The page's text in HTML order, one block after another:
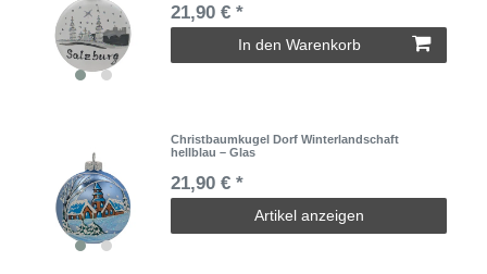
21,90 € *
In den Warenkorb
Christbaumkugel Dorf Winterlandschaft
hellblau – Glas
21,90 € *
Artikel anzeigen